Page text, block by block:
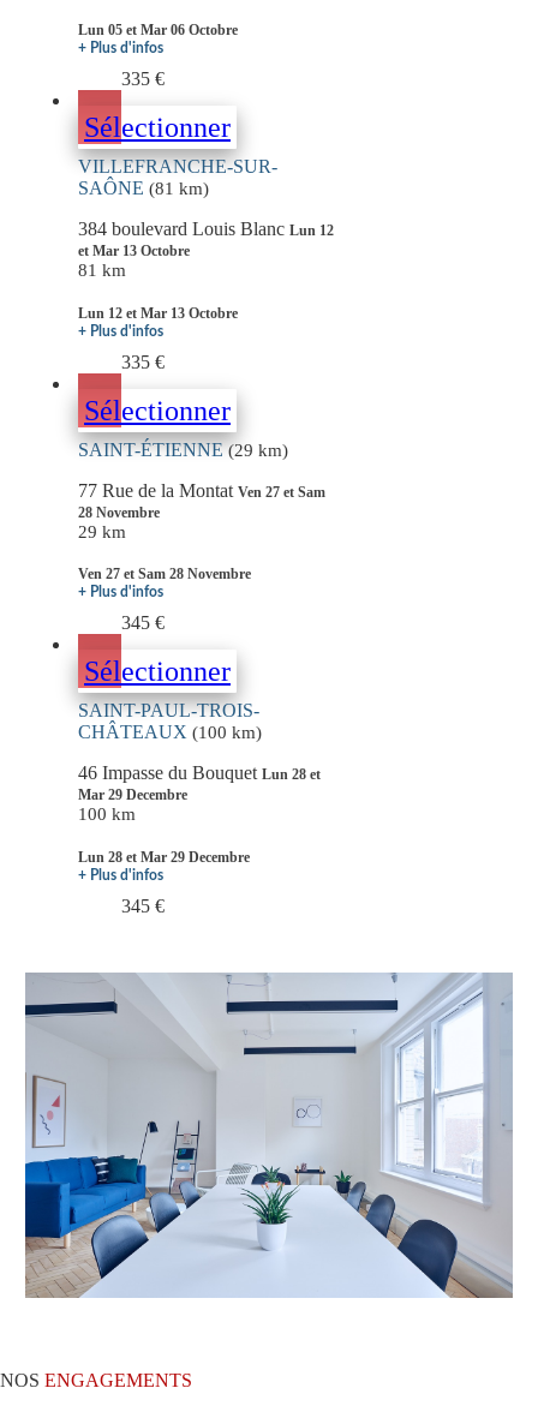
Lun 05 et Mar 06 Octobre
+ Plus d'infos
335 €
Sélectionner
VILLEFRANCHE-SUR-
SAÔNE (81 km)
384 boulevard Louis Blanc Lun 12
et Mar 13 Octobre
81 km
Lun 12 et Mar 13 Octobre
+ Plus d'infos
335 €
Sélectionner
SAINT-ÉTIENNE(29 km)
77 Rue de la Montat Ven 27 et Sam
28 Novembre
29 km
Ven 27 et Sam 28 Novembre
+ Plus d'infos
345 €
Sélectionner
SAINT-PAUL-TROIS-
CHÂTEAUX (100 km)
46 Impasse du Bouquet Lun 28 et
Mar 29 Decembre
100 km
Lun 28 et Mar 29 Decembre
+ Plus d'infos
345 €
NOS ENGAGEMENTS